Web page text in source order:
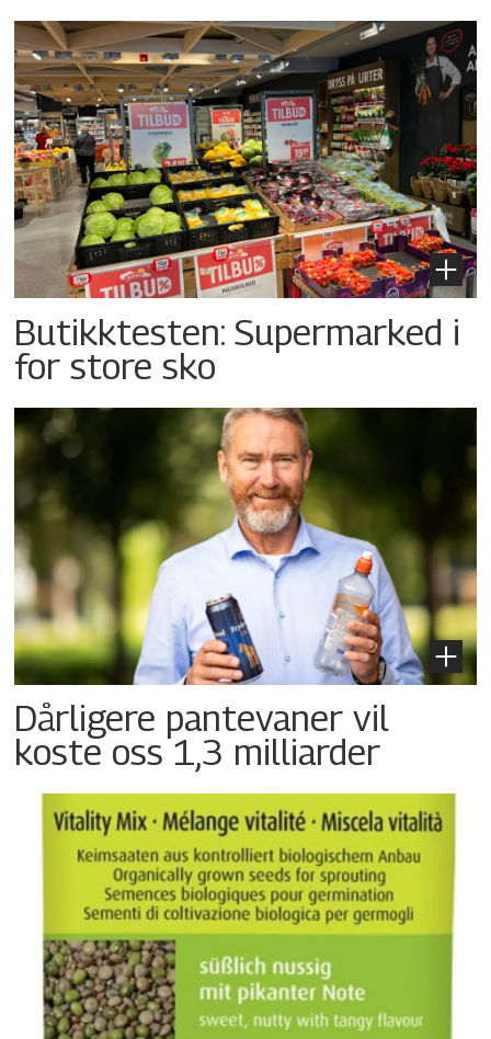
Butikktesten: Supermarked i
for store sko
Dårligere pantevaner vil
koste oss 1,3 milliarder